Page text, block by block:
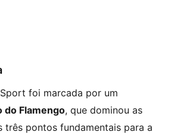
foi marcada por um
do Flamengo, que dominou as
três pontos fundamentais para a